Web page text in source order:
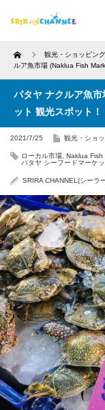
Home 観光・ショッピン
ルア魚市場 (Naklua Fish
パタヤ ナクルア魚
ット 観光スポット！
2021/7/25 観光・ショ
ローカル市場 Naklua Fish
パタヤ シーフードマーケッ
SRIRA CHANNEL(シーラ